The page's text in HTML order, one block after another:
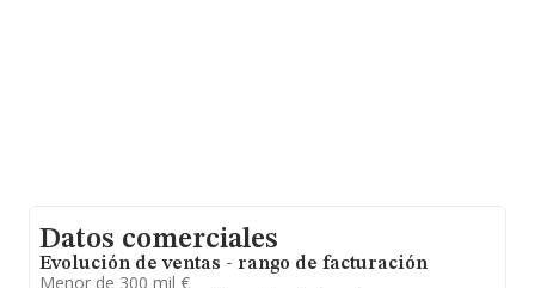
Datos comerciales
Evolución de ventas - rango de facturación
Menor de 300 mil €